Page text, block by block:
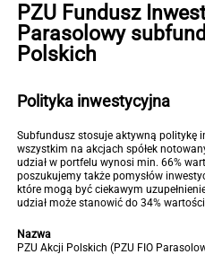
PZU Fundusz
Parasolowy
Polskich
Polityka inwestycyjna
Subfundusz stosuje aktywną politykę
wszystkim na akcjach spółek
udział w portfelu wynosi min. 66%
poszukujemy także pomysłów
które mogą być ciekawym
udział może stanowić do 34%
Nazwa
PZU Akcji Polskich (PZU FIO